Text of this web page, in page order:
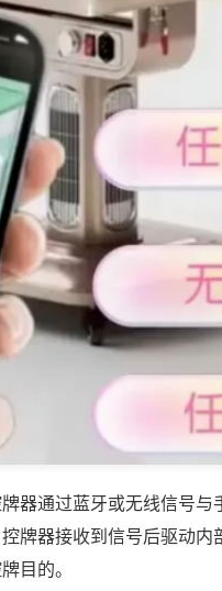
器通过蓝牙或无线信号
牌器接收到信号后驱动
目的。